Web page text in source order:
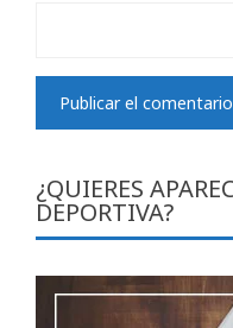
¿QUIERES
DEPORTIVA?